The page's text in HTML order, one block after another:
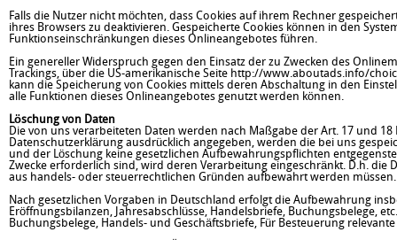
Falls die Nutzer nicht möchten, dass Cookies auf ihrem Rechner
ihres Browsers zu deaktivieren. Gespeicherte Cookies können in den
Funktionseinschränkungen dieses Onlineangebotes führen.
Ein genereller Widerspruch gegen den Einsatz der zu Zwecken des
Trackings, über die US-amerikanische Seite http://www.aboutads.info/
kann die Speicherung von Cookies mittels deren Abschaltung in den
alle Funktionen dieses Onlineangebotes genutzt werden können.
Löschung von Daten
Die von uns verarbeiteten Daten werden nach Maßgabe der Art. 17 und
Datenschutzerklärung ausdrücklich angegeben, werden die bei uns
und der Löschung keine gesetzlichen Aufbewahrungspflichten
Zwecke erforderlich sind, wird deren Verarbeitung eingeschränkt. D.h. die
aus handels- oder steuerrechtlichen Gründen aufbewahrt werden müssen.
Nach gesetzlichen Vorgaben in Deutschland erfolgt die Aufbewahrung
Eröffnungsbilanzen, Jahresabschlüsse, Handelsbriefe, Buchungsbelege,
Buchungsbelege, Handels- und Geschäftsbriefe, Für Besteuerung